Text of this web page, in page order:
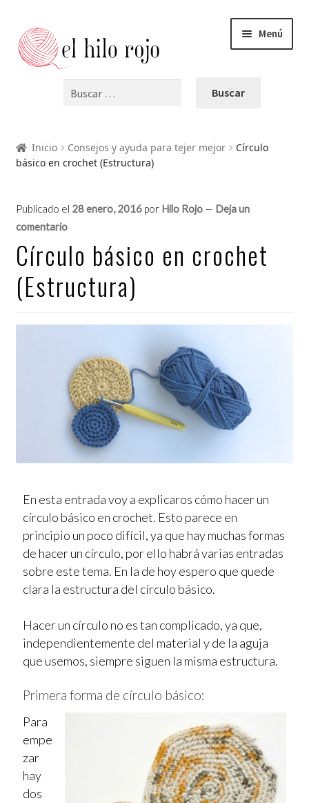
Menú
BLOG
VIDEOS
OFERTAS
CURSOS Y TALLERES
Inicio Consejos y ayuda para tejer mejor
Círculo
básico en crochet (Estructura)
Publicado el 28 enero, 2016 por Hilo Rojo — Deja un
comentario
Círculo básico en crochet
(Estructura)
En esta entrada voy a explicaros cómo hacer un
círculo básico en crochet. Esto parece en
principio un poco difícil, ya que hay muchas formas
de hacer un círculo, por ello habrá varias entradas
sobre este tema. En la de hoy espero que quede
clara la estructura del círculo básico.
Hacer un círculo no es tan complicado, ya que,
independientemente del material y de la aguja
que usemos, siempre siguen la misma estructura.
Primera forma de círculo básico:
Para
empe
zar
hay
dos